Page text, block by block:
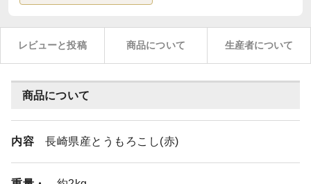
レビューと投稿 商品について 生産者について
商品について
内容 長崎県産とうもろこし(赤)